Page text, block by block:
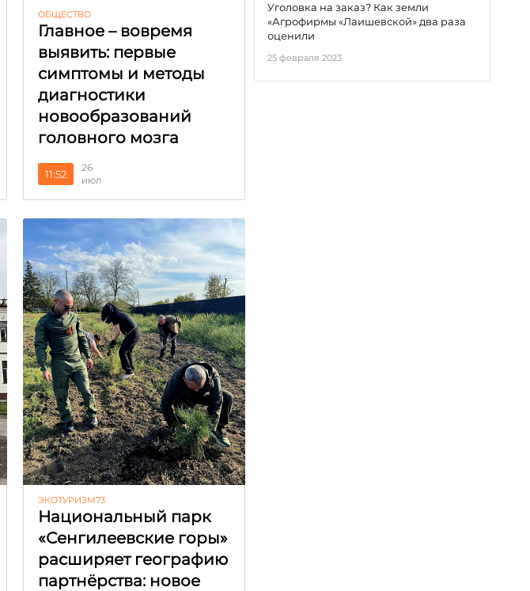
ОБЩЕСТВО
Главное – вовремя
выявить: первые
симптомы и методы
диагностики
новообразований
головного мозга
11:52
26
июл
ЭКОТУРИЗМ73
Национальный парк
«Сенгилеевские горы»
расширяет географию
партнёрства: новое
Уголовка на заказ? Как земли
«Агрофирмы «Лаишевской» два раза
оценили
25 февраля 2023